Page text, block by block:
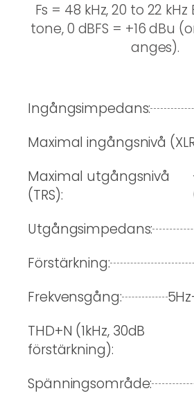
Fs = 48 kHz, 20 to 22 kHz
tone, 0 dBFS = +16 dBu
anges).
Ingångsimpedans:
Maximal ingångsnivå
Maximal utgångsnivå
(TRS):
Utgångsimpedans:
Förstärkning:
Frekvensgång:
THD+N (1kHz, 30dB
förstärkning):
Spänningsområde: